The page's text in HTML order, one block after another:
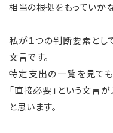
相当の根拠をもっていか
私が１つの判断要素とし
文言です。
特定支出の一覧を見て
「直接必要」という文言
と思います。